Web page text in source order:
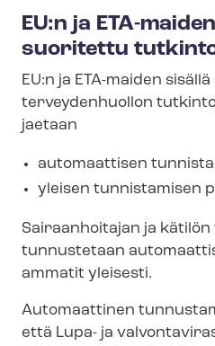
EU:n ja ETA-
suoritettu
EU:n ja ETA-maiden
terveydenhuollon
jaetaan
automaattisen
yleisen tunnistamisen
Sairaanhoitajan ja
tunnustetaan
ammatit yleisesti.
Automaattinen
että Lupa- ja